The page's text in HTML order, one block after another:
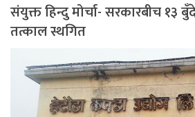
संयुक्त हिन्दु मोर्चा- सरकारबीच १३
तत्काल स्थगित